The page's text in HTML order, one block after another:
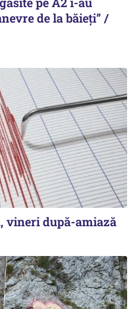
de la băieți” /
vineri după-amiază